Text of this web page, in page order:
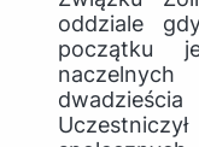
oddziale
początku